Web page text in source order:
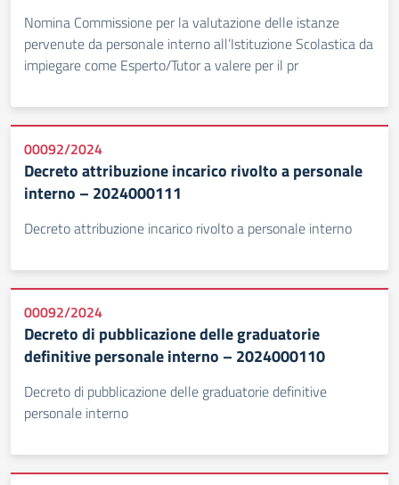
Nomina Commissione per la valutazione delle istanze
pervenute da personale interno all’Istituzione Scolastica da
impiegare come Esperto/Tutor a valere per il pr
00092/2024
Decreto attribuzione incarico rivolto a personale
interno – 2024000111
Decreto attribuzione incarico rivolto a personale interno
00092/2024
Decreto di pubblicazione delle graduatorie
definitive personale interno – 2024000110
Decreto di pubblicazione delle graduatorie definitive
personale interno